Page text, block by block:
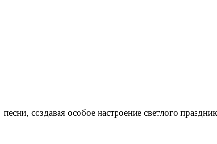
песни, создавая особое настроение светлого